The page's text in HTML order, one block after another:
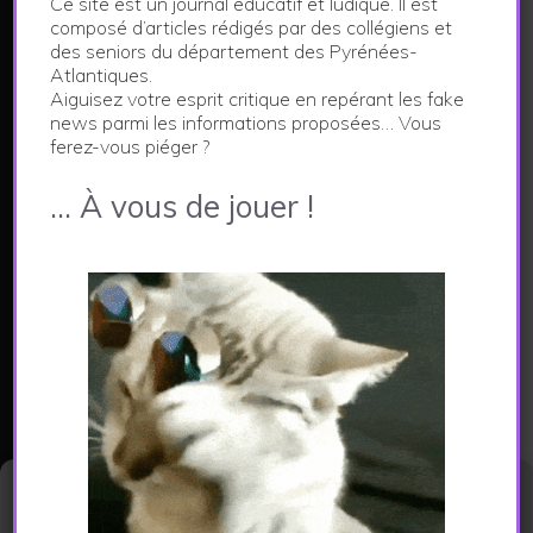
Gérer le consentement aux
cookies
LE JOURNAL DES FAKE NEWS
Ce site constitue le support d'un projet pédagogique
visant à aiguiser l'esprit critique.
Les articles publiés dans ce journal sont créés par
Atlantiques à l'issue d'un parcours de médiation
En savoir plus...
CATEGORIES
Actualités
Environnement
composé d’articles rédigés par des collégiens et
des seniors du département des Pyrénées-
Atlantiques.
Aiguisez votre esprit critique en repérant les fake
news parmi les informations proposées… Vous
ferez-vous piéger ?
… À vous de jouer !